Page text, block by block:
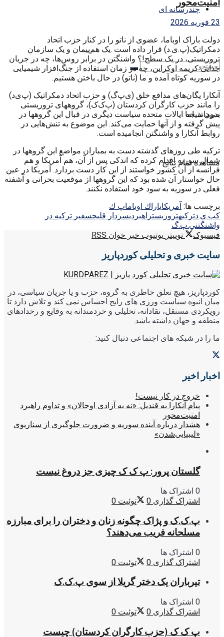
چندرسانه ای
بدون نتیجه
مشاهده تمام نتایج
امنیت‌محور
23 فوریه 2026
دولت باراک اوباما، عضوی از ناتو را در کنار حزب اتحاد
دمکراتیک(پ.ی.د) قرار داده است .یک هم‌پیمان و یک سازمان
تروریستی، در یک سطح!؟ واشنگتن در برابر روس‌ها، چه در جریان
جدایی کریمه اوکراین، چه در زمان استفاده از جنگ‌افزار شیمیایی
در سوریه کوتاه آمده و ما (ناتو) در حال باختن هستیم.
آنکارا یگان‌های مدافع خلق (ی‌پ‌گ) و حزب اتحاد دمکراتیک (پ‌ی‌د)
را مانند حزب کارگران کردستان (پ‌ک‌ک)، گروههای تروریستی
می‌داند. اما ایالات متحده سیاست دیگری در قبال این گروهها در
پیش گرفته و از آنها حمایت می‌کند. این موضوع به تنش‌هایی در
روابط آنکارا و واشنگتن انجامیده است.
ترکیه طی روزهای گذشته دست به بمباران مواضع این گروهها در
شمال سوریه اقدام کرده که اندکی پس از آن، هم آمریکا و هم
فرانسه از آن کشور خواستند از این کار دست بردارد. آمریکا در عین
حال خواستار آن شده بود که این گروهها از موقعیت بحرانی و آشفته
فعلی در سوریه به سود خود استفاده نکنند.
برچسب ها: آمريكاباراك اوباماپ ك
كپ.ي.دتركيهتروريستراهبرديسردار قليچسفير تركيه در
واشنگتني.پ.گ
فیسبوک
توییتر یوتیوب خبر خوان RSS
سایت خبری و تحلیلی کوردپاریز
کوردپاریز، هیچ تعلق خاطری به گروه، حزب و یا جریان سیاسی، در
میان انبوه سیاست ورزی های رایج احساس نمی کند و تلاش دارد تا
رویکردی مستقل، نقادانه، تحلیلی و خردمندانه به وقایع و رخدادهای
منطقه و جهان داشته باشد.
ما را در شبکه های اجتماعی دنبال کنید:
اخبار اخیر
خروج در کار نیست!
پیام آنکارا به قندیل: «نه به آزادی اوجالان» و تداوم راهبرد
امنیت‌محور
هشدار درباره آینده سوریه و ضرورت جلوگیری از سناریوی
«لیبیایی‌شدن»
گلستان پرور: پ ک ک چیزی جز دروغ نیست
0 اشتراک ها
اشتراک گذاری 0 توئیت 0
پ.ک.ک و پژاک چگونه زنان و دختران را برای مبارزه
مسلحانه فریب می‌دهند؟
0 اشتراک ها
اشتراک گذاری 0 توئیت 0
تیرباران یک دختر گریلا از سوی پ.ک.ک
0 اشتراک ها
اشتراک گذاری 0 توئیت 0
پ ک ک (حزب کارگران کردستان) چیست